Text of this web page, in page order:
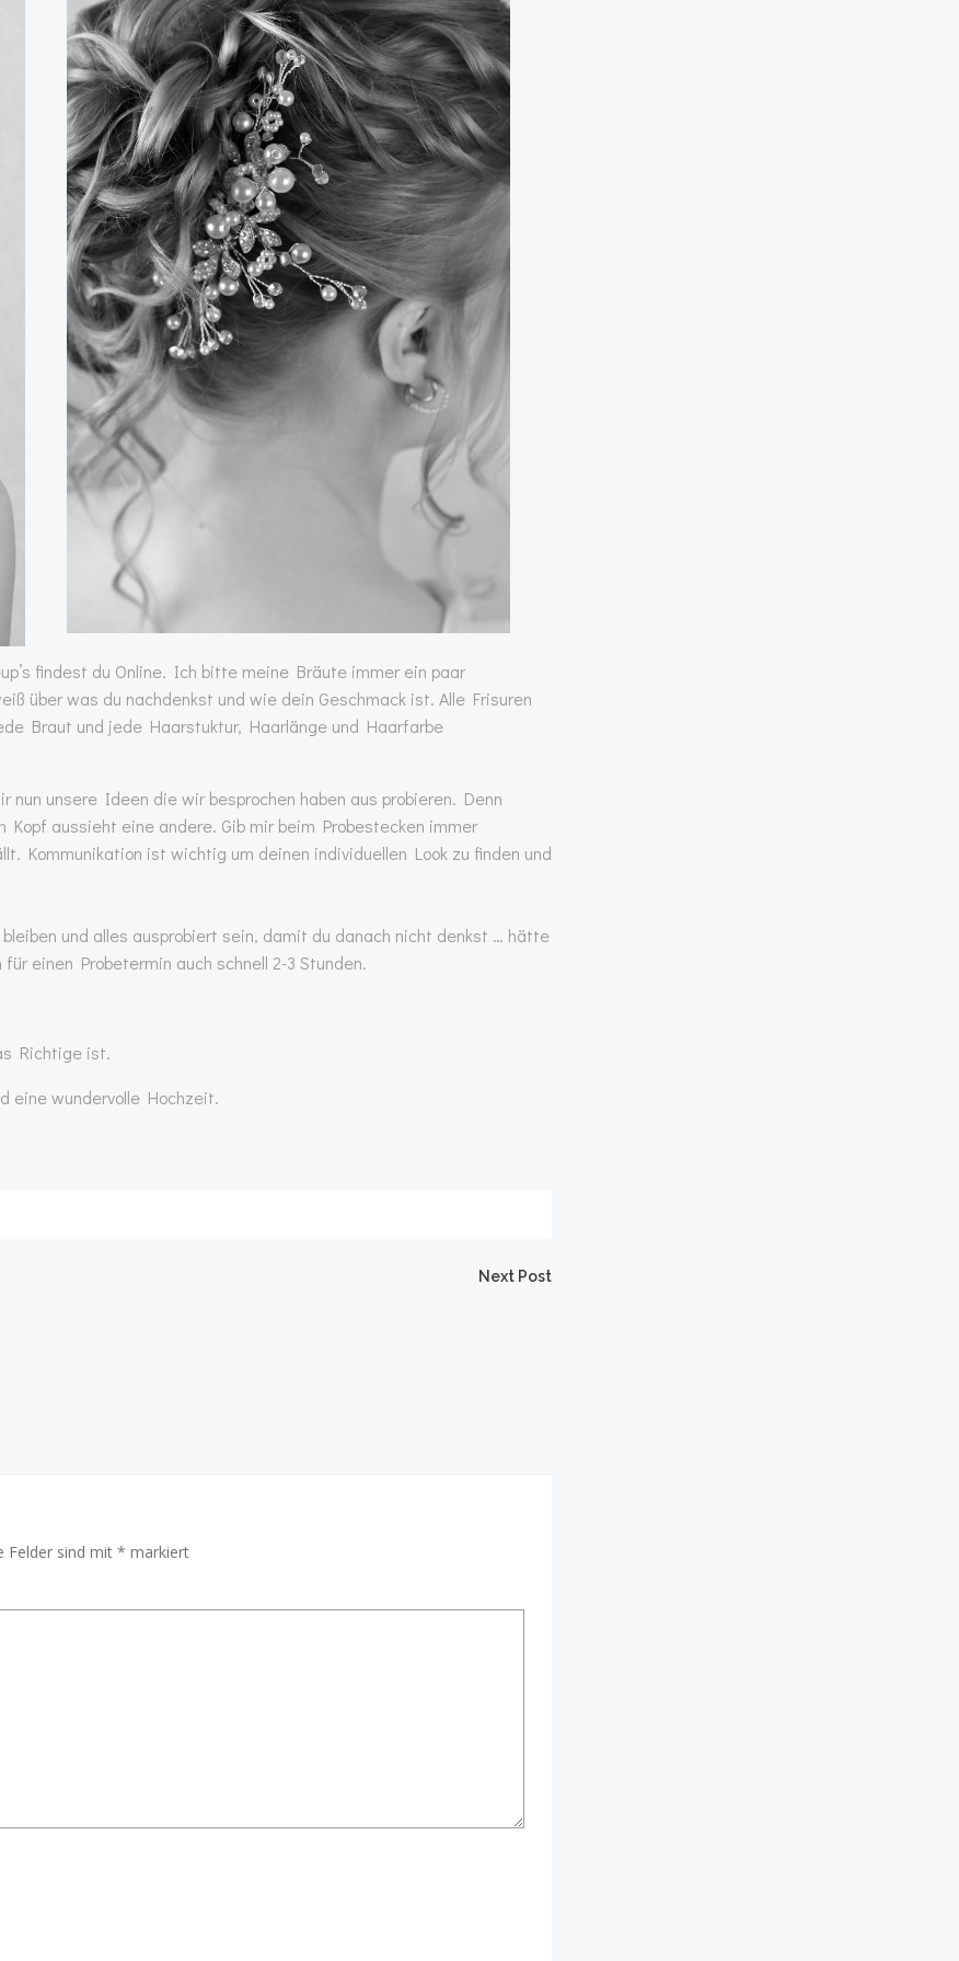
findest du Online. Ich bitte meine Bräute immer ein paar
über was du nachdenkst und wie dein Geschmack ist. Alle Frisuren
Braut und jede Haarstuktur, Haarlänge und Haarfarbe
unsere Ideen die wir besprochen haben aus probieren. Denn
aussieht eine andere. Gib mir beim Probestecken immer
Kommunikation ist wichtig um deinen individuellen Look zu finden und
und alles ausprobiert sein, damit du danach nicht denkst … hätte
einen Probetermin auch schnell 2-3 Stunden.
Richtige ist.
eine wundervolle Hochzeit.
Next Post
Felder sind mit * markiert